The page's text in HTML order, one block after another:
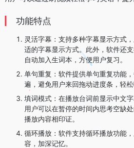
功能特点
灵活字幕‌：支持多种字幕显示方式
适的字幕显示方式。此外，软件还
自动加入生词本，方便用户复习‌。
单句重复‌：软件提供单句重复功能
遍，避免用户来回拖动进度条，轻松
填词模式‌：在播放台词前显示中文
用户可以在暂停的时间内思考空缺
播放内容相印证‌。
循环播放‌：软件支持循环播放功能
容，加深记忆‌。